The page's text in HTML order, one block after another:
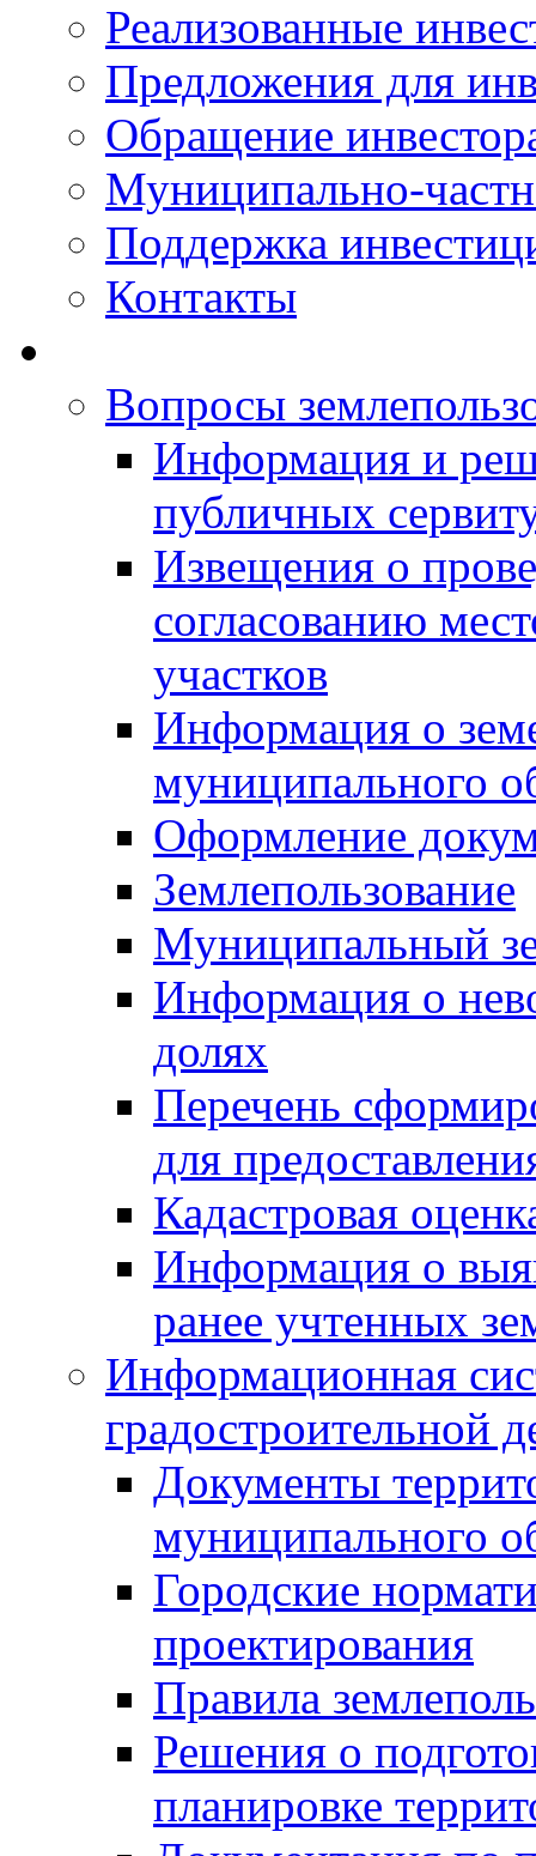
Реализованные
Предложения для
Обращение
Муниципально-
Поддержка
Контакты
Вопросы
Информация и
публичных
Извещения о
согласованию
участков
Информация о
муниципального
Оформление
Землепользование
Муниципальный
Информация о
долях
Перечень
для
Кадастровая
Информация о
ранее учтенных
Информационная
градостроительной
Документы
муниципального
Городские
проектирования
Правила
Решения о
планировке